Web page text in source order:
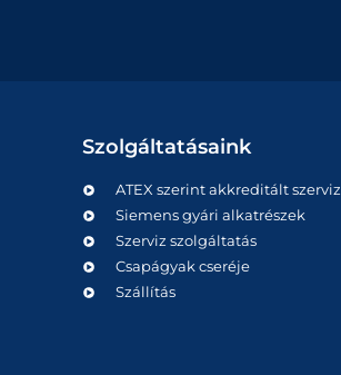
Szolgáltatásaink
ATEX szerint akkreditált szerviz
Siemens gyári alkatrészek
Szerviz szolgáltatás
Csapágyak cseréje
Szállítás